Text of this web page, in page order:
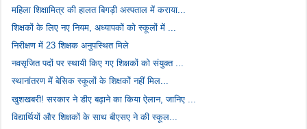
महिला शिक्षामित्र की हालत बिगड़ी अस्पताल में कराया...
शिक्षकों के लिए नए नियम, अध्यापकों को स्कूलों में ...
निरीक्षण में 23 शिक्षक अनुपस्थित मिले
नवसृजित पदों पर स्थायी किए गए शिक्षकों को संयुक्त ...
स्थानांतरण में बेसिक स्‍कूलों के शिक्षकों नहीं मिल...
खुशखबरी! सरकार ने डीए बढ़ाने का क‍िया ऐलान, जानिए ...
विद्यार्थियों और शिक्षकों के साथ बीएसए ने की स्कूल...